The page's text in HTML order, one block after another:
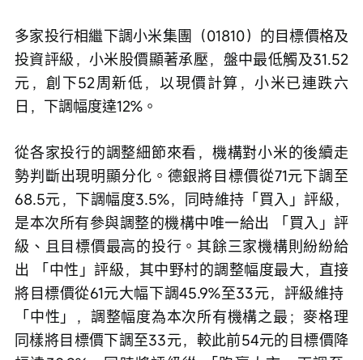
多家投行相繼下調小米集團（01810）的目標價格及
投資評級，小米股價顯著承壓，盤中最低觸及31.52
元，創下52周新低，以現價計算，小米已連跌六
日，下調幅度達12%。
從各家投行的調整細節來看，機構對小米的後續走
勢判斷出現明顯分化。德銀將目標價從71元下調至
68.5元，下調幅度3.5%，同時維持「買入」評級，
是本次所有參與調整的機構中唯一給出 「買入」評
級、且目標價最高的投行。其餘三家機構則紛紛給
出 「中性」評級，其中野村的調整幅度最大，直接
將目標價從61元大幅下調45.9%至33元，評級維持
「中性」，調整幅度為本次所有機構之最；麥格理
同樣將目標價下調至33元，較此前54元的目標價降